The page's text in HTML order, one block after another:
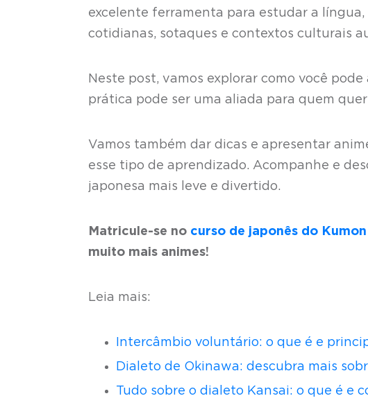
excelente ferramenta para estudar a
cotidianas, sotaques e contextos culturais
Neste post, vamos explorar como você
prática pode ser uma aliada para quem
Vamos também dar dicas e apresentar
esse tipo de aprendizado. Acompanhe e
japonesa mais leve e divertido.
Matricule-se no curso de japonês do Kumon
muito mais animes!
Leia mais:
Intercâmbio voluntário: o que é e
Dialeto de Okinawa: descubra mais
Tudo sobre o dialeto Kansai: o que é e